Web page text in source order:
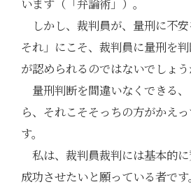
います（「弁論術」）。
しかし、裁判員が、量刑に不
それ」にこそ、裁判員に量刑を
が認められるのではないでしょう
量刑判断を間違いなくできる
ら、それこそそっちの方がかえ
す。
私は、裁判員裁判には基本的に
成功させたいと願っている者で